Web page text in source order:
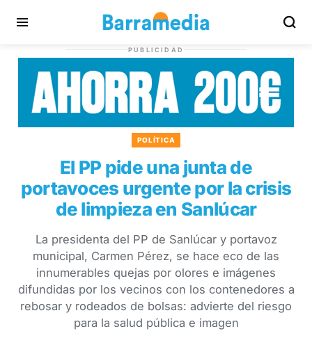
PUBLICIDAD
POLÍTICA
El PP pide una junta de
portavoces urgente por la crisis
de limpieza en Sanlúcar
La presidenta del PP de Sanlúcar y portavoz
municipal, Carmen Pérez, se hace eco de las
innumerables quejas por olores e imágenes
difundidas por los vecinos con los contenedores a
rebosar y rodeados de bolsas: advierte del riesgo
para la salud pública e imagen